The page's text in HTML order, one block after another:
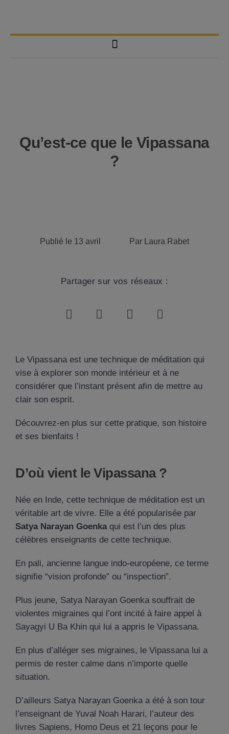
Qu’est-ce que le Vipassana
?
Publié le 13 avril Par Laura Rabet
Partager sur vos réseaux :
Le Vipassana est une technique de méditation qui
vise à explorer son monde intérieur et à ne
considérer que l’instant présent afin de mettre au
clair son esprit.
Découvrez-en plus sur cette pratique, son histoire
et ses bienfaits !
D’où vient le Vipassana ?
Née en Inde, cette technique de méditation est un
véritable art de vivre. Elle a été popularisée par
Satya Narayan Goenkaqui est l’un des plus
célèbres enseignants de cette technique.
En pali, ancienne langue indo-européene, ce terme
signifie “vision profonde” ou “inspection”.
Plus jeune, Satya Narayan Goenka souffrait de
violentes migraines qui l’ont incité à faire appel à
Sayagyi U Ba Khin qui lui a appris le Vipassana.
En plus d’alléger ses migraines, le Vipassana lui a
permis de rester calme dans n’importe quelle
situation.
D’ailleurs Satya Narayan Goenka a été à son tour
l’enseignant de Yuval Noah Harari, l’auteur des
livres Sapiens, Homo Deus et 21 leçons pour le